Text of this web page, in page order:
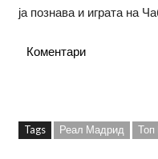
ја познава и играта на
Коментари
Tags Реал Мадрид Топ